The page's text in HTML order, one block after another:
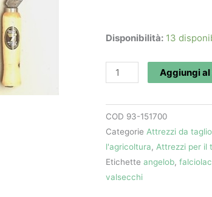
Disponibilità: 13
Falciola
Angelo
B.
quantità
Aggiungi al
COD 93-151700
Categorie Attrezzi da taglio
l'agricoltura, Attrezzi per il
Etichette angelob,
valsecchi